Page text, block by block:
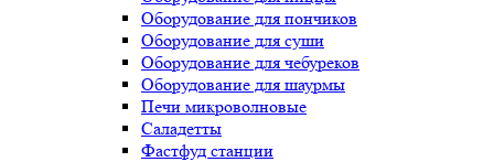
Оборудование для пончиков
Оборудование для суши
Оборудование для чебуреков
Оборудование для шаурмы
Печи микроволновые
Саладетты
Фастфуд станции